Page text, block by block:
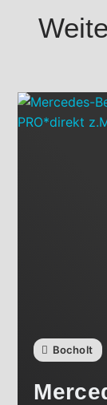
Bocholt